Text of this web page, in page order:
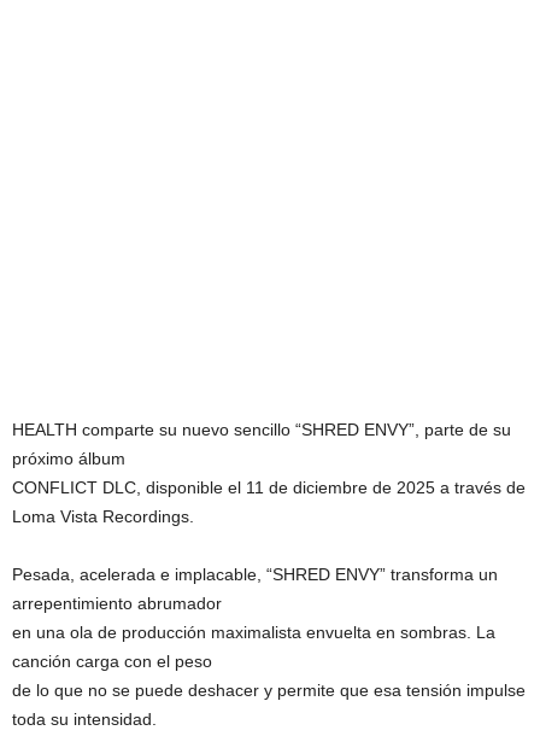
HEALTH comparte su nuevo sencillo “SHRED ENVY”, parte de su
próximo álbum
CONFLICT DLC, disponible el 11 de diciembre de 2025 a través de
Loma Vista Recordings.
Pesada, acelerada e implacable, “SHRED ENVY” transforma un
arrepentimiento abrumador
en una ola de producción maximalista envuelta en sombras. La
canción carga con el peso
de lo que no se puede deshacer y permite que esa tensión impulse
toda su intensidad.